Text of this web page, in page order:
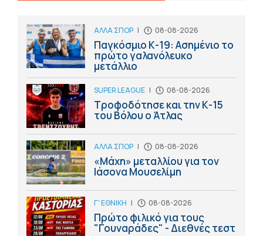
ΑΛΛΑ ΣΠΟΡ | 08-08-2026
Παγκόσμιο Κ-19: Ασημένιο το
πρώτο γαλανόλευκο
μετάλλιο
SUPER LEAGUE | 08-08-2026
Τροφοδότησε και την Κ-15
του Βόλου ο Άτλας
ΑΛΛΑ ΣΠΟΡ | 08-08-2026
«Μάχη» μεταλλίου για τον
Ιάσονα Μουσελίμη
Γ' ΕΘΝΙΚΗ | 08-08-2026
Πρώτο φιλικό για τους
"Γουναράδες" - Διεθνές τεστ